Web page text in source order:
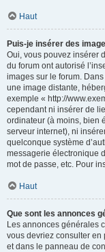
Haut
Puis-je insérer des
Oui, vous pouvez insérer
du forum ont autorisé
images sur le forum.
une image distante,
exemple « http://
cependant ni insérer de
ordinateur (à moins, bien
serveur internet), ni
quelconque système
messagerie électronique
mot de passe, etc. Pour
Haut
Que sont les annonces
Les annonces générales
vous devriez consulter
et dans le panneau de